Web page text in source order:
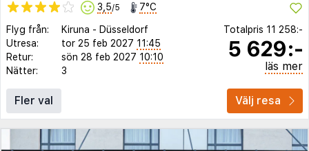
3,5/5 7°C
Flyg från: Kiruna - Düsseldorf
Utresa:
tor 25 feb 2027 11:45
Retur:
sön 28 feb 2027 10:10
Nätter:
3
Totalpris 11 258:-
5 629:-
läs mer
Fler val Välj resa